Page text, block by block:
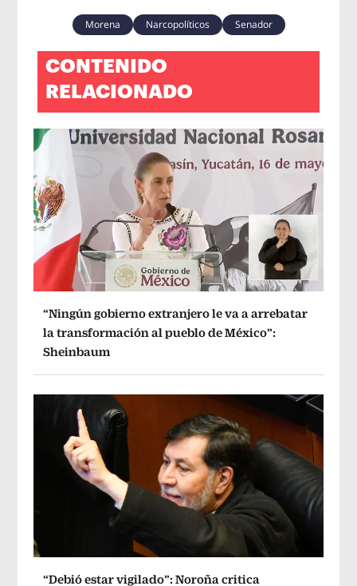
Morena Narcopolíticos Senador
CONTENIDO
RELACIONADO
“Ningún gobierno extranjero le va a arrebatar
la transformación al pueblo de México”:
Sheinbaum
“Debió estar vigilado”: Noroña critica